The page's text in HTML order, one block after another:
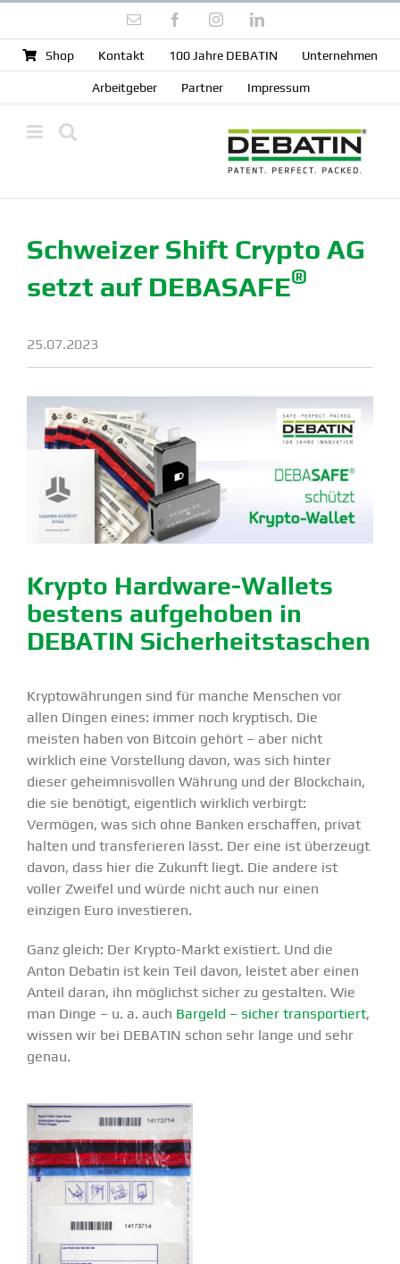
springen
E-
FacebookInstagramLinkedIn
Shop Kontakt 100 Jahre DEBATIN Unter­nehmen
Arbeit­geber Partner Impressum
Schweizer Shift Crypto AG
setzt auf DEBASAFE®
25.07.2023
Krypto Hardware-Wallets
bestens aufge­hoben in
DEBATIN Sicher­heits­ta­schen
Krypto­wäh­rungen sind für manche Menschen vor
allen Dingen eines: immer noch kryptisch. Die
meisten haben von Bitcoin gehört – aber nicht
wirklich eine Vorstellung davon, was sich hinter
dieser geheim­nis­vollen Währung und der Block­chain,
die sie benötigt, eigentlich wirklich verbirgt:
Vermögen, was sich ohne Banken erschaffen, privat
halten und trans­fe­rieren lässt. Der eine ist überzeugt
davon, dass hier die Zukunft liegt. Die andere ist
voller Zweifel und würde nicht auch nur einen
einzigen Euro inves­tieren.
Ganz gleich: Der Krypto-Markt existiert. Und die
Anton Debatin ist kein Teil davon, leistet aber einen
Anteil daran, ihn möglichst sicher zu gestalten. Wie
man Dinge – u. a. auch Bargeld – sicher trans­por­tiert,
wissen wir bei DEBATIN schon sehr lange und sehr
genau.